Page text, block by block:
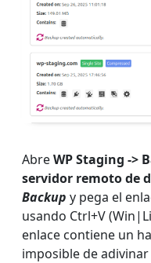
AbreWP Staging ->
servidor remoto de
Backup y pega el
usando Ctrl+V
enlace contiene un
imposible de